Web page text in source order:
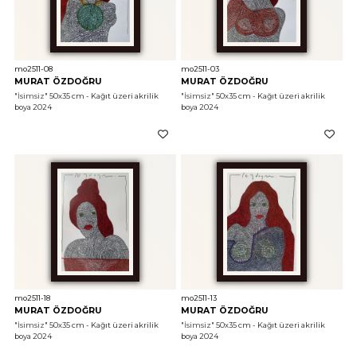
mo2511-08
MURAT ÖZDOĞRU
"İsimsiz" 50x35 cm - Kağıt üzeri akrilik
boya 2024
mo2511-03
MURAT ÖZDOĞRU
"İsimsiz" 50x35 cm - Kağıt üzeri akrilik
boya 2024
mo2511-18
MURAT ÖZDOĞRU
"İsimsiz" 50x35 cm - Kağıt üzeri akrilik
boya 2024
mo2511-13
MURAT ÖZDOĞRU
"İsimsiz" 50x35 cm - Kağıt üzeri akrilik
boya 2024